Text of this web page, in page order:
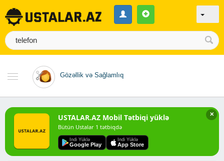
Gözəllik və Sağlamlıq
✕
USTALAR.AZ Mobil Tətbiqi yüklə
Bütün Ustalar 1 tətbiqdə
Indi Yüklə
Google Play
Indi Yüklə
App Store